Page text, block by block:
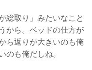
総取り」みたいなこと
から。ベッドの仕方が
ら返りが大きいのも俺
のも俺だしね。